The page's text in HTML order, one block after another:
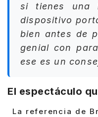
si tienes una
dispositivo
bien antes de
genial con
ese es un
El espectáculo
La referencia de